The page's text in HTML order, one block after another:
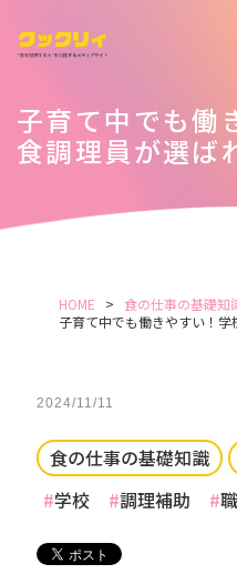
子育て中でも働
食調理員が選ば
HOME 食の仕事の基礎知
子育て中でも働きやすい！
2024/11/11
食の仕事の基礎知識
学校
調理補助